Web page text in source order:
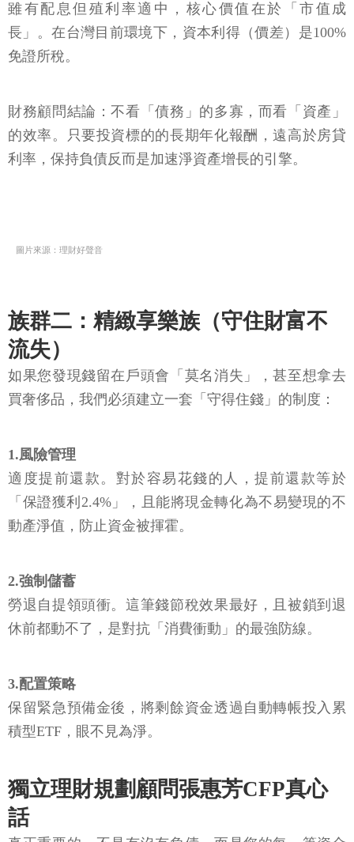
雖有配息但殖利率適中，核心價值在於「市值成
長」。在台灣目前環境下，資本利得（價差）是100%
免證所稅。
財務顧問結論：不看「債務」的多寡，而看「資產」
的效率。只要投資標的的長期年化報酬，遠高於房貸
利率，保持負債反而是加速淨資產增長的引擎。
圖片來源：理財好聲音
族群二：精緻享樂族（守住財富不
流失）
如果您發現錢留在戶頭會「莫名消失」，甚至想拿去
買奢侈品，我們必須建立一套「守得住錢」的制度：
1.風險管理
適度提前還款。對於容易花錢的人，提前還款等於
「保證獲利2.4%」，且能將現金轉化為不易變現的不
動產淨值，防止資金被揮霍。
2.強制儲蓄
勞退自提領頭衝。這筆錢節稅效果最好，且被鎖到退
休前都動不了，是對抗「消費衝動」的最強防線。
3.配置策略
保留緊急預備金後，將剩餘資金透過自動轉帳投入累
積型ETF，眼不見為淨。
獨立理財規劃顧問張惠芳CFP真心
話